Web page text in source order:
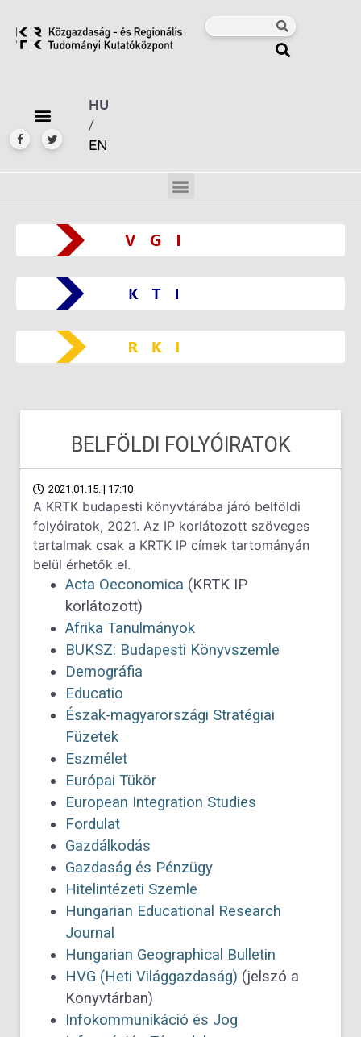
HU
/
EN
BELFÖLDI FOLYÓIRATOK
2021.01.15. | 17:10
A KRTK budapesti könyvtárába járó belföldi
folyóiratok, 2021. Az IP korlátozott szöveges
tartalmak csak a KRTK IP címek tartományán
belül érhetők el.
Acta Oeconomica (KRTK IP
korlátozott)
Afrika Tanulmányok
BUKSZ: Budapesti Könyvszemle
Demográfia
Educatio
Észak-magyarországi Stratégiai
Füzetek
Eszmélet
Európai Tükör
European Integration Studies
Fordulat
Gazdálkodás
Gazdaság és Pénzügy
Hitelintézeti Szemle
Hungarian Educational Research
Journal
Hungarian Geographical Bulletin
HVG (Heti Világgazdaság) (jelszó a
Könyvtárban)
Infokommunikáció és Jog